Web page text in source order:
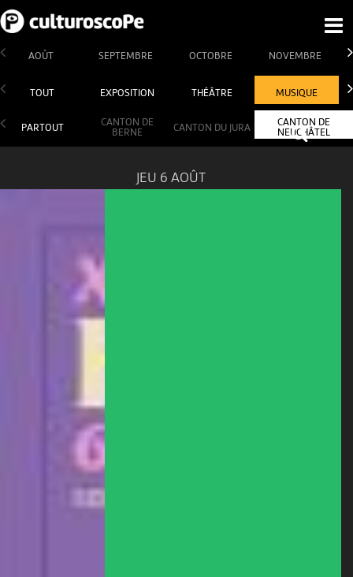
AOÛT SEPTEMBRE OCTOBRE NOVEMBRE
TOUT EXPOSITION THÉÂTRE MUSIQUE
PARTOUT
CANTON DE
BERNE
CANTON DU JURA
CANTON DE
NEUCHÂTEL
JEU 6 AOÛT